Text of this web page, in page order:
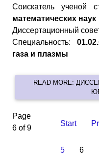
Cоискатель ученой
математических наук
Диссертационный
Специальность:
газа и плазмы
READ MORE:
Page
6 of 9
Start
5 6